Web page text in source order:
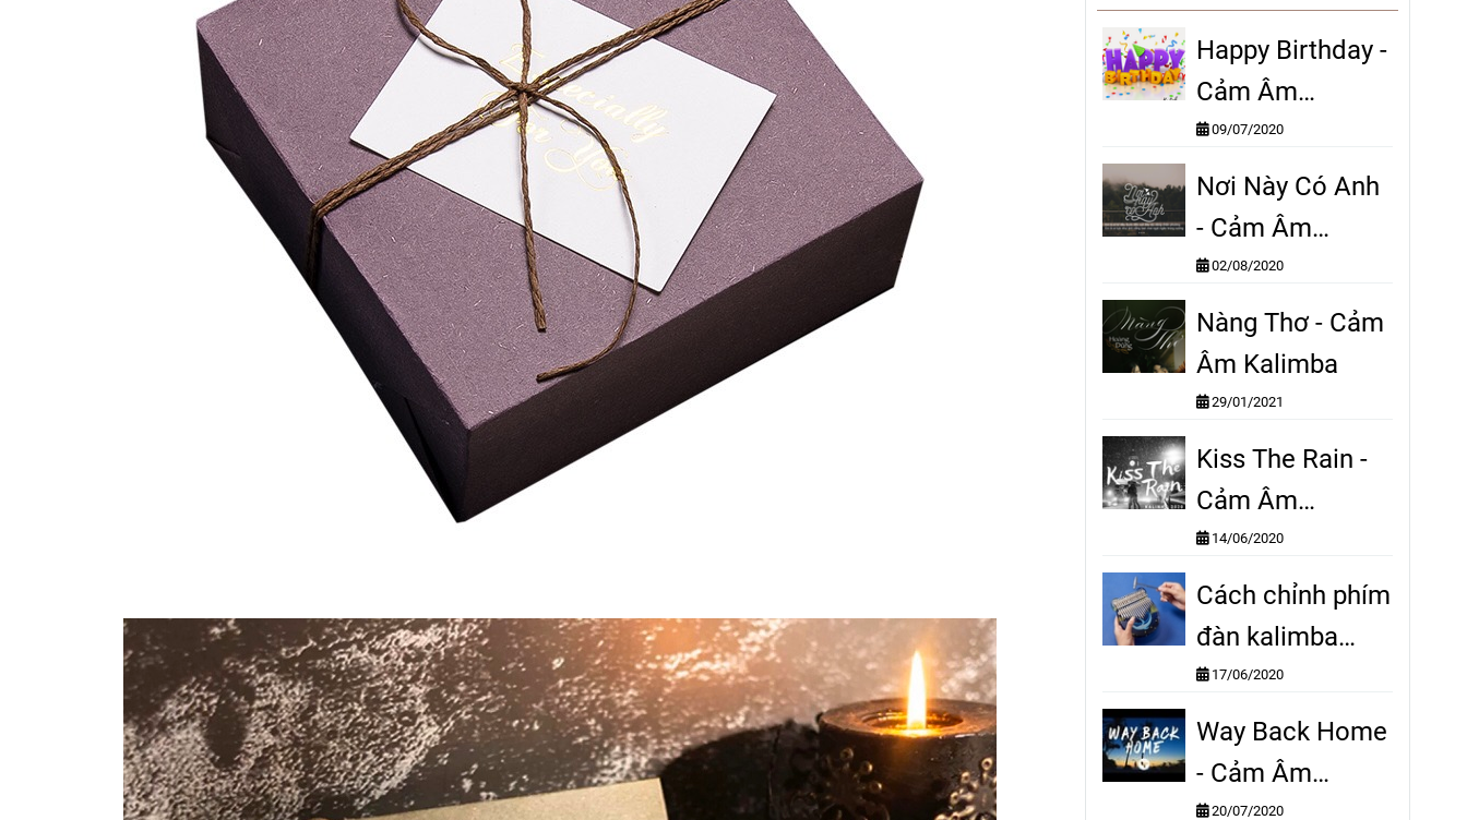
Happy Birthday -
Cảm Âm
Kalimba
09/07/2020
Nơi Này Có Anh
- Cảm Âm
Kalimba
02/08/2020
Nàng Thơ - Cảm
Âm Kalimba
29/01/2021
Kiss The Rain -
Cảm Âm
Kalimba
14/06/2020
Cách chỉnh phím
đàn kalimba
nhanh chóng,
hiệu quả
17/06/2020
Way Back Home
- Cảm Âm
20/07/2020